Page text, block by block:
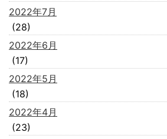
2022年7月
(28)
2022年6月
(17)
2022年5月
(18)
2022年4月
(23)